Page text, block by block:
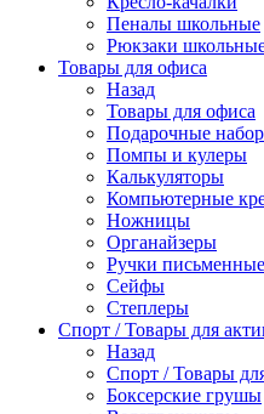
Пеналы школьные
Рюкзаки
Товары для офиса
Назад
Товары для офиса
Подарочные
Помпы и кулеры
Калькуляторы
Компьютерные
Ножницы
Органайзеры
Ручки письменные
Сейфы
Степлеры
Спорт / Товары для
Назад
Спорт / Товары
Боксерские грушы